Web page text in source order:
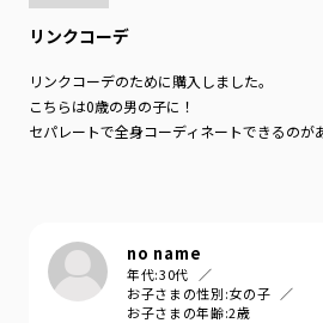
リンクコーデ
リンクコーデのために購入しました。
こちらは0歳の男の子に！
セパレートで全身コーディネートできるのが
no name
年代:30代
お子さまの性別:女の子
お子さまの年齢:2歳